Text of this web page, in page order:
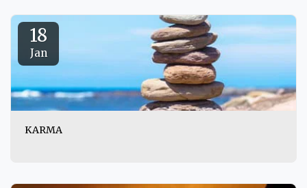
18
Jan
KARMA